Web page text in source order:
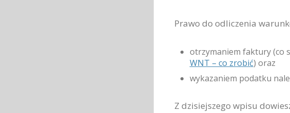
Prawo do odliczenia
otrzymaniem faktury (co
WNT – co zrobić) oraz
wykazaniem podatku
Z dzisiejszego wpisu